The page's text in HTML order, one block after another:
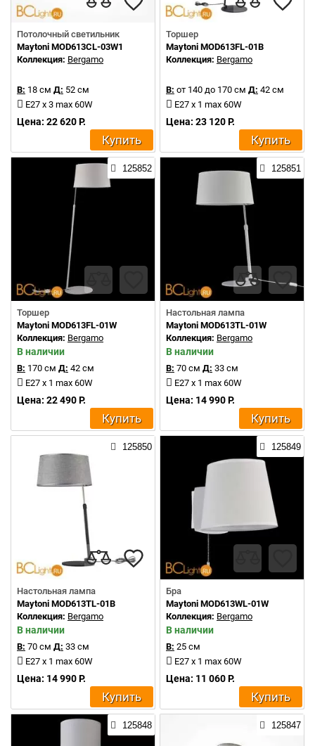
Потолочный светильник
Maytoni MOD613CL-03W1
Коллекция: Bergamo
В: 18 см Д: 52 см
E27 x 3 max 60W
Цена: 22 620 Р.
Купить
Торшер
Maytoni MOD613FL-01B
Коллекция: Bergamo
В: от 140 до 170 см Д: 42 см
E27 x 1 max 60W
Цена: 23 120 Р.
Купить
125852
Торшер
Maytoni MOD613FL-01W
Коллекция: Bergamo
В наличии
В: 170 см Д: 42 см
E27 x 1 max 60W
Цена: 22 490 Р.
Купить
125851
Настольная лампа
Maytoni MOD613TL-01W
Коллекция: Bergamo
В наличии
В: 70 см Д: 33 см
E27 x 1 max 60W
Цена: 14 990 Р.
Купить
125850
Настольная лампа
Maytoni MOD613TL-01B
Коллекция: Bergamo
В наличии
В: 70 см Д: 33 см
E27 x 1 max 60W
Цена: 14 990 Р.
Купить
125849
Бра
Maytoni MOD613WL-01W
Коллекция: Bergamo
В наличии
В: 25 см
E27 x 1 max 60W
Цена: 11 060 Р.
Купить
125848 125847